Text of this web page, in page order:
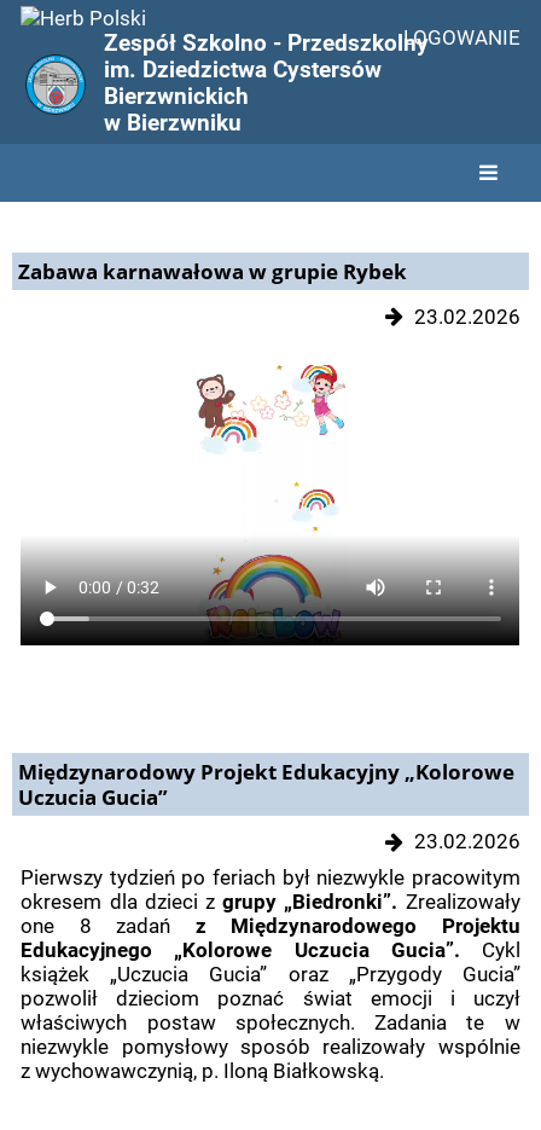
Zespół Szkolno - Przedszkolny
im. Dziedzictwa Cystersów
Bierzwnickich
w Bierzwniku
LOGOWANIE
Zabawa karnawałowa w grupie Rybek
23.02.2026
Międzynarodowy Projekt Edukacyjny „Kolorowe
Uczucia Gucia”
23.02.2026
Pierwszy tydzień po feriach był niezwykle pracowitym
okresem dla dzieci z grupy „Biedronki”. Zrealizowały
one 8 zadań z Międzynarodowego Projektu
Edukacyjnego „Kolorowe Uczucia Gucia”. Cykl
książek „Uczucia Gucia” oraz „Przygody Gucia”
pozwolił dzieciom poznać świat emocji i uczył
właściwych postaw społecznych. Zadania te w
niezwykle pomysłowy sposób realizowały wspólnie
z wychowawczynią, p. Iloną Białkowską.